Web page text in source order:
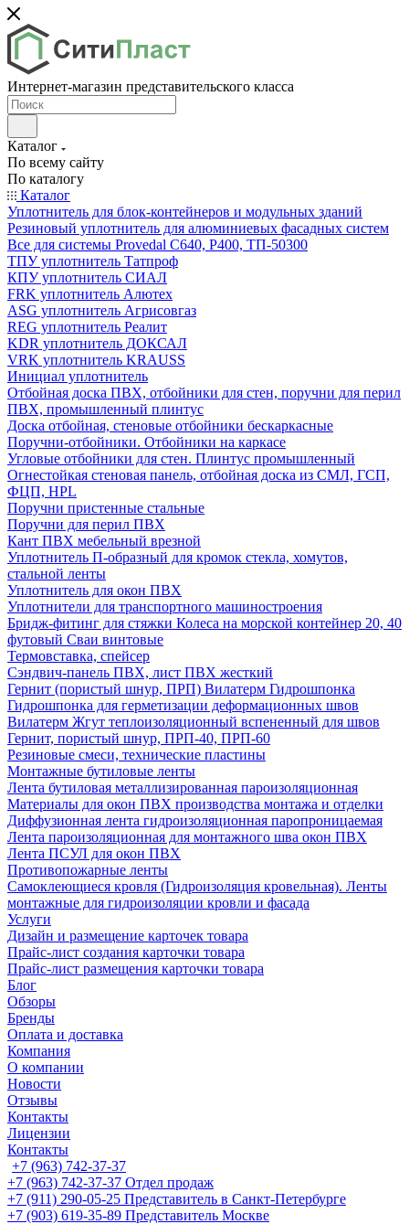
Интернет-магазин представительского класса
Каталог
По всему сайту
По каталогу
Каталог
Уплотнитель для блок-контейнеров и модульных зданий
Резиновый уплотнитель для алюминиевых фасадных систем
Все для системы Provedal С640, Р400, ТП-50300
ТПУ уплотнитель Татпроф
КПУ уплотнитель СИАЛ
FRK уплотнитель Алютех
ASG уплотнитель Агрисовгаз
REG уплотнитель Реалит
KDR уплотнитель ДОКСАЛ
VRK уплотнитель KRAUSS
Инициал уплотнитель
Отбойная доска ПВХ, отбойники для стен, поручни для перил
ПВХ, промышленный плинтус
Доска отбойная, стеновые отбойники бескаркасные
Поручни-отбойники. Отбойники на каркасе
Угловые отбойники для стен. Плинтус промышленный
Огнестойкая стеновая панель, отбойная доска из СМЛ, ГСП,
ФЦП, HPL
Поручни пристенные стальные
Поручни для перил ПВХ
Кант ПВХ мебельный врезной
Уплотнитель П-образный для кромок стекла, хомутов,
стальной ленты
Уплотнитель для окон ПВХ
Уплотнители для транспортного машиностроения
Бридж-фитинг для стяжки Колеса на морской контейнер 20, 40
футовый Сваи винтовые
Термовставка, спейсер
Сэндвич-панель ПВХ, лист ПВХ жесткий
Гернит (пористый шнур, ПРП) Вилатерм Гидрошпонка
Гидрошпонка для герметизации деформационных швов
Вилатерм Жгут теплоизоляционный вспененный для швов
Гернит, пористый шнур, ПРП-40, ПРП-60
Резиновые смеси, технические пластины
Монтажные бутиловые ленты
Лента бутиловая металлизированная пароизоляционная
Материалы для окон ПВХ производства монтажа и отделки
Диффузионная лента гидроизоляционная паропроницаемая
Лента пароизоляционная для монтажного шва окон ПВХ
Лента ПСУЛ для окон ПВХ
Противопожарные ленты
Самоклеющиеся кровля (Гидроизоляция кровельная). Ленты
монтажные для гидроизоляции кровли и фасада
Услуги
Дизайн и размещение карточек товара
Прайс-лист создания карточки товара
Прайс-лист размещения карточки товара
Блог
Обзоры
Бренды
Оплата и доставка
Компания
О компании
Новости
Отзывы
Контакты
Лицензии
Контакты
+7 (963) 742-37-37
+7 (963) 742-37-37 Отдел продаж
+7 (911) 290-05-25 Представитель в Санкт-Петербурге
+7 (903) 619-35-89 Представитель Москве